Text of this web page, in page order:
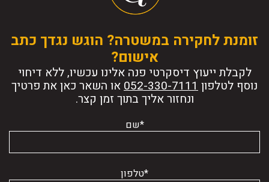
זומנת לחקירה במשטרה? הוגש נגדך כתב
אישום?
לקבלת ייעוץ דיסקרטי פנה אלינו עכשיו, ללא דיחוי
נוסף לטלפון או השאר כאן את פרטיך
ונחזור אליך בתוך זמן קצר.
*שם
*טלפון